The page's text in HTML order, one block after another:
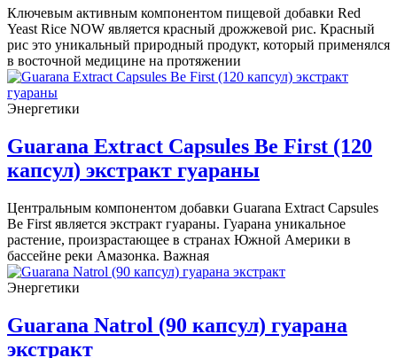
Ключевым активным компонентом пищевой добавки Red
Yeast Rice NOW является красный дрожжевой рис. Красный
рис это уникальный природный продукт, который применялся
в восточной медицине на протяжении
Энергетики
Guarana Extract Capsules Be First (120
капсул) экстракт гуараны
Центральным компонентом добавки Guarana Extract Capsules
Be First является экстракт гуараны. Гуарана уникальное
растение, произрастающее в странах Южной Америки в
бассейне реки Амазонка. Важная
Энергетики
Guarana Natrol (90 капсул) гуарана
экстракт